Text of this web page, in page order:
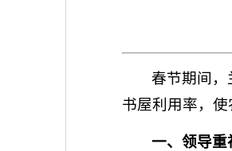
春节期间，
书屋利用率，
一、领导重